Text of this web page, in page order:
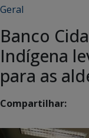
Geral
Banco
Indígena
para as
Compartilhar: